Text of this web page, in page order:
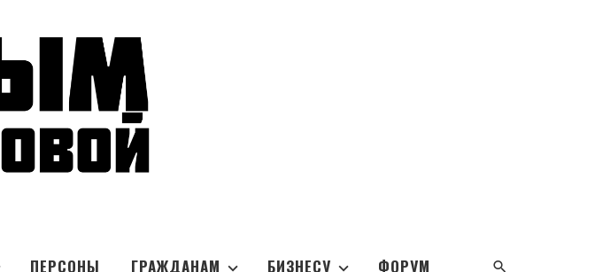
ПЕРСОНЫ ГРАЖДАНАМ БИЗНЕСУ ФОРУМ